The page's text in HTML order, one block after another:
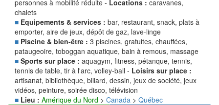
personnes à mobilité réduite - Locations : caravanes,
chalets
■ Equipements & services : bar, restaurant, snack, plats à
emporter, aire de jeux, dépôt de gaz, lave-linge
■ Piscine & bien-être : 3 piscines, gratuites, chauffées,
pataugeoire, toboggan aquatique, bain à remous, massage
■ Sports sur place : aquagym, fitness, pétanque, tennis,
tennis de table, tir à l'arc, volley-ball - Loisirs sur place :
artisanat, bibliothèque, billard, dessin, jeux de société, jeux
vidéos, peinture, soirée disco, télévision
■ Lieu : Amérique du Nord > Canada > Québec